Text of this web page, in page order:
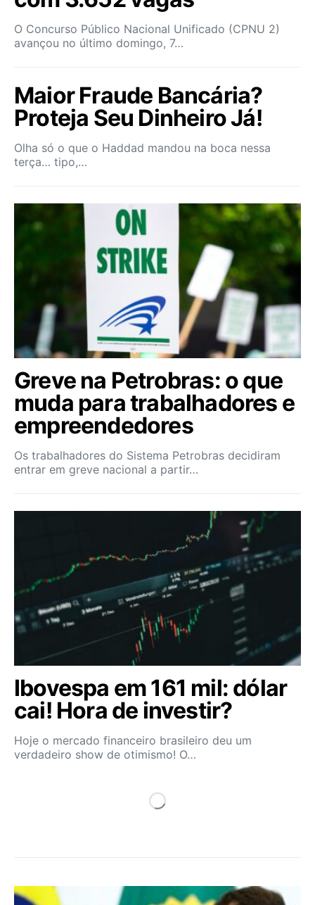
O Concurso Público Nacional Unificado (CPNU 2)
avançou no último domingo, 7…
Maior Fraude Bancária?
Proteja Seu Dinheiro Já!
Olha só o que o Haddad mandou na boca nessa
terça… tipo,…
Greve na Petrobras: o que
muda para trabalhadores e
empreendedores
Os trabalhadores do Sistema Petrobras decidiram
entrar em greve nacional a partir…
Ibovespa em 161 mil: dólar
cai! Hora de investir?
Hoje o mercado financeiro brasileiro deu um
verdadeiro show de otimismo! O…